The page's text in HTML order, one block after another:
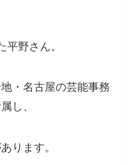
平野さん。
・名古屋の芸能事務
し、
ります。